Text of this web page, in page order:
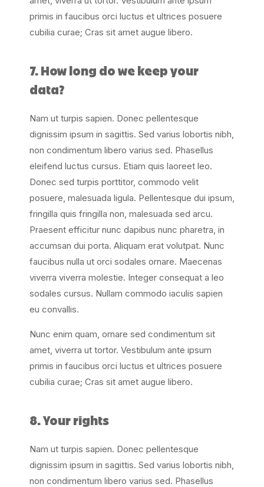
primis in faucibus orci luctus et ultrices posuere
cubilia curae; Cras sit amet augue libero.
7. How long do we keep your
data?
Nam ut turpis sapien. Donec pellentesque
dignissim ipsum in sagittis. Sed varius lobortis nibh,
non condimentum libero varius sed. Phasellus
eleifend luctus cursus. Etiam quis laoreet leo.
Donec sed turpis porttitor, commodo velit
posuere, malesuada ligula. Pellentesque dui ipsum,
fringilla quis fringilla non, malesuada sed arcu.
Praesent efficitur nunc dapibus nunc pharetra, in
accumsan dui porta. Aliquam erat volutpat. Nunc
faucibus nulla ut orci sodales ornare. Maecenas
viverra viverra molestie. Integer consequat a leo
sodales cursus. Nullam commodo iaculis sapien
eu convallis.
Nunc enim quam, ornare sed condimentum sit
amet, viverra ut tortor. Vestibulum ante ipsum
primis in faucibus orci luctus et ultrices posuere
cubilia curae; Cras sit amet augue libero.
8. Your rights
Nam ut turpis sapien. Donec pellentesque
dignissim ipsum in sagittis. Sed varius lobortis nibh,
non condimentum libero varius sed. Phasellus